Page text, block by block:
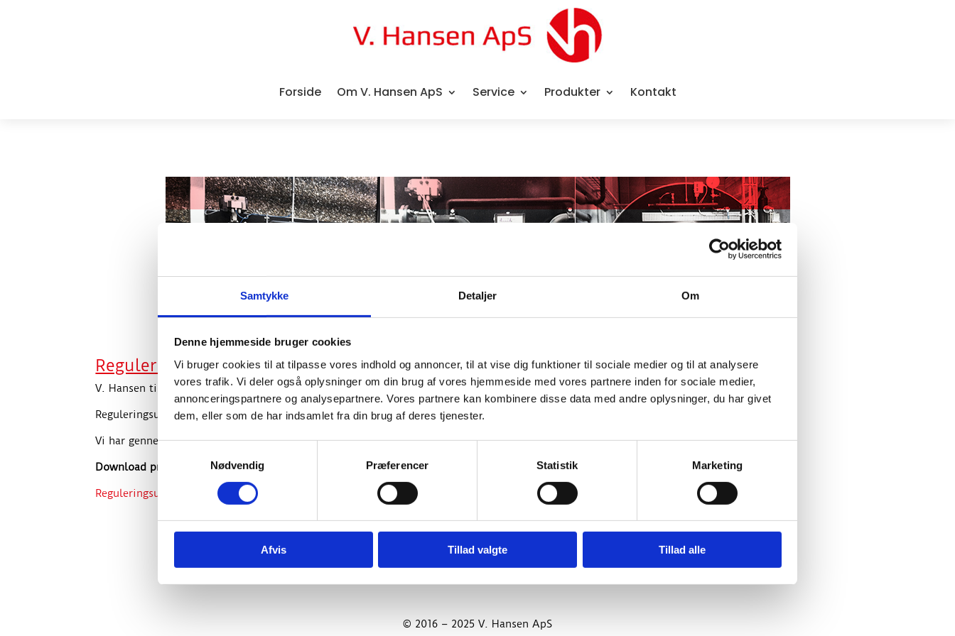
Samtykke Detaljer Om
Denne hjemmeside bruger cookies
Vi bruger cookies til at tilpasse vores indhold og annoncer, til at vise dig funktioner til sociale medier og til at analysere
vores trafik. Vi deler også oplysninger om din brug af vores hjemmeside med vores partnere inden for sociale medier,
annonceringspartnere og analysepartnere. Vores partnere kan kombinere disse data med andre oplysninger, du har givet
dem, eller som de har indsamlet fra din brug af deres tjenester.
Samtykkevalg
Nødvendig
Præferencer Statistik Marketing
Afvis Tillad valgte Tillad alle
Forside Om V. Hansen ApS Service Produkter Kontakt
Reguleringsudstyr
V. Hansen tilbyder reguleringsudstyr til alle typer energianlæg.
Reguleringsudstyret bør i øvrigt afprøves mindst en gang om året, og det anbefales udført af en certificeret montør.
Vi har gennem mange års erfaring, opbygget fundamentet for den helt rigtige rådgivning og projektering.
Download produktark
Reguleringsudstyr
© 2016 – 2025 V. Hansen ApS